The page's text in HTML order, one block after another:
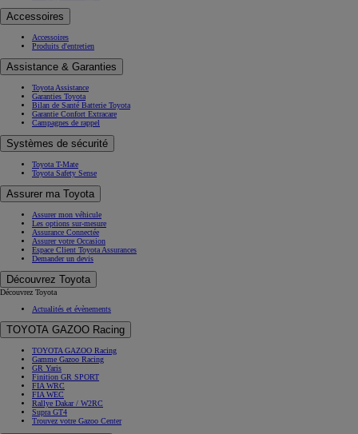
Accessoires
Accessoires
Produits d'entretien
Assistance & Garanties
Toyota Assistance
Garanties Toyota
Bilan de Santé Batterie Toyota
Garantie Confort Extracare
Campagnes de rappel
Systèmes de sécurité
Toyota T-Mate
Toyota Safety Sense
Assurer ma Toyota
Assurer mon véhicule
Les options sur-mesure
Assurance Connectée
Assurer votre Occasion
Espace Client Toyota Assurances
Demander un devis
Découvrez Toyota
Découvrez Toyota
Actualités et évènements
TOYOTA GAZOO Racing
TOYOTA GAZOO Racing
Gamme Gazoo Racing
GR Yaris
Finition GR SPORT
FIA WRC
FIA WEC
Rallye Dakar / W2RC
Supra GT4
Trouvez votre Gazoo Center